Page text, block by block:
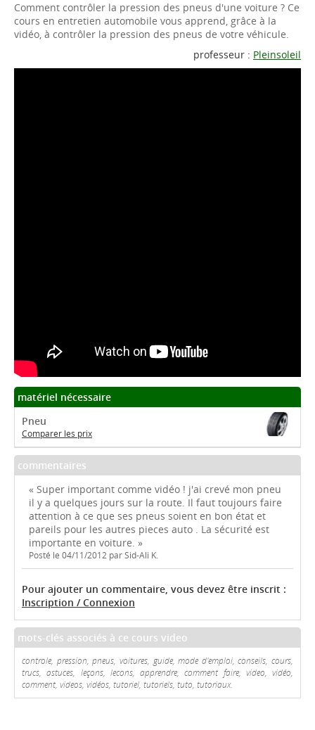
Comment contrôler la pression des pneus d'une voiture ? Ce
cours en entretien automobile vous apprend, grâce à la
vidéo, à contrôler la pression des pneus de votre véhicule.
professeur : Pleinsoleil
matériel nécessaire
Pneu
Comparer les prix
commentaires
« Super important comme vidéo ! j'ai crevé mon pneu
il y a quelques jours sur la route. Il faut toujours faire
attention à ce que ses pneus soient en bon état et
pareils pour les autres pieces auto . La sécurité est
importante en voiture. »
Posté le 04/11/2012 par Sid-Ali K.
Pour ajouter un commentaire, vous devez être inscrit :
Inscription / Connexion
mots-clés associés à ce cours video
controle, pression, pneus, voitures, guide, mode d'emploi, conseils, cours,
trucs, astuces, leçons, lecons, apprendre, comment faire, video, vidéo,
comment, videos, vidéos, tutoriel, tutoriels, tuto, tutoriaux.